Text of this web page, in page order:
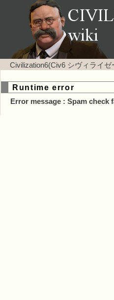
Civilization6(Civ6 シヴィライ
Runtime error
Error message : Spam